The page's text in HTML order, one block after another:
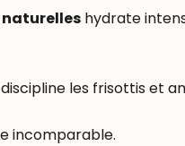
hydrate
les frisottis et
incomparable.